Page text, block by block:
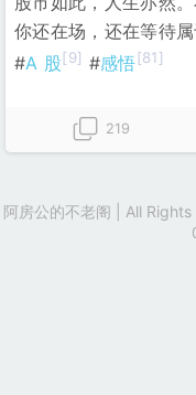
你还在场，还在等待
#A 股[9] #感悟[81]
219
阿房公的不老阁 | All